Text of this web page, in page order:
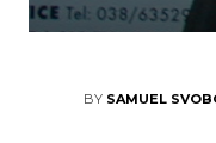
BY SAMUEL